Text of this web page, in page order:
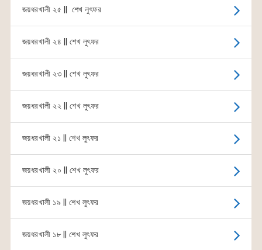
জয়ধরখালী ২৫ || শেখ লুৎফর
জয়ধরখালী ২৪ || শেখ লুৎফর
জয়ধরখালী ২৩ || শেখ লুৎফর
জয়ধরখালী ২২ || শেখ লুৎফর
জয়ধরখালী ২১ || শেখ লুৎফর
জয়ধরখালী ২০ || শেখ লুৎফর
জয়ধরখালী ১৯ || শেখ লুৎফর
জয়ধরখালী ১৮ || শেখ লুৎফর